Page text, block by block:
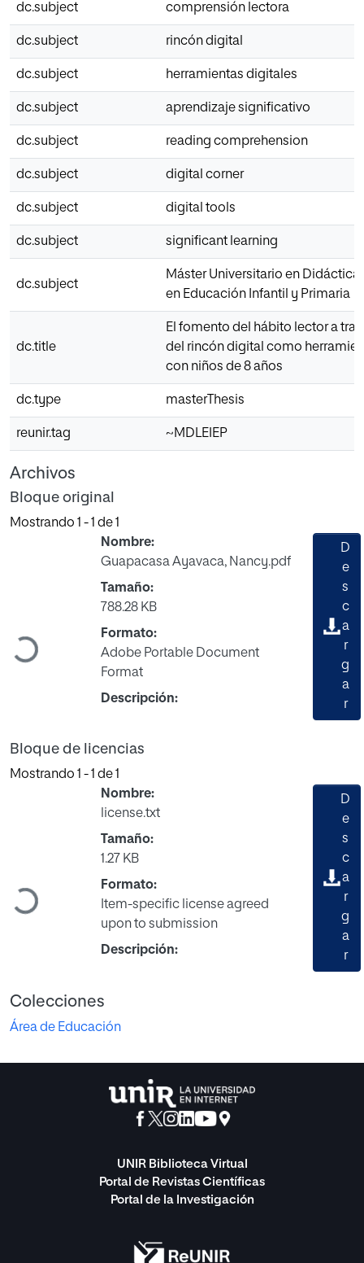
dc.subject comprensión lectora
dc.subject rincón digital
dc.subject herramientas digitales
dc.subject aprendizaje significativo
dc.subject reading comprehension
dc.subject digital corner
dc.subject digital tools
dc.subject significant learning
dc.subject
Máster Universitario en Didáctica
en Educación Infantil y Primaria
dc.title
El fomento del hábito lector a
del rincón digital como
con niños de 8 años
dc.type masterThesis
reunir.tag ~MDLEIEP
Archivos
Bloque original
Mostrando 1 - 1 de 1
Cargando...
Nombre:
Guapacasa Ayavaca, Nancy.pdf
Tamaño:
788.28 KB
Formato:
Adobe Portable Document
Format
Descripción:
D
e
s
c
a
r
g
a
r
Bloque de licencias
Mostrando 1 - 1 de 1
Cargando...
Nombre:
license.txt
Tamaño:
1.27 KB
Formato:
Item-specific license agreed
upon to submission
Descripción:
D
e
s
c
a
r
g
a
r
Colecciones
Área de Educación
UNIR Biblioteca Virtual
Portal de Revistas Científicas
Portal de la Investigación